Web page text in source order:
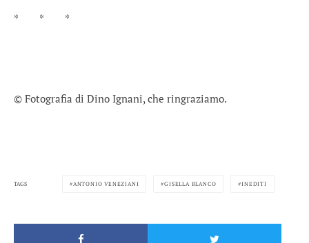
* * *
© Fotografia di Dino Ignani, che ringraziamo.
TAGS ANTONIO VENEZIANI GISELLA BLANCO INEDITI